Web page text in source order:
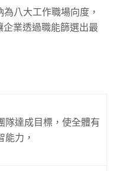
八大工作職場向度，
業透過職能篩選出最
隊達成目標，使全體有
能力，